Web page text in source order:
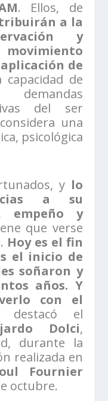
. Ellos, de
a la
y
de
capacidad de
del ser
una
psicológica
y lo
a su
empeño y
que verse
Hoy es el fin
el inicio de
soñaron y
años. Y
con el
destacó el
Dolci,
durante la
realizada en
Fournier
octubre.